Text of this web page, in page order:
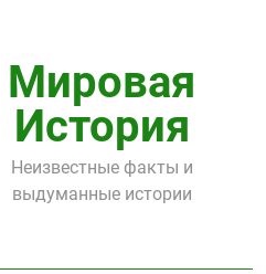
Мировая
История
Неизвестные факты и
выдуманные истории